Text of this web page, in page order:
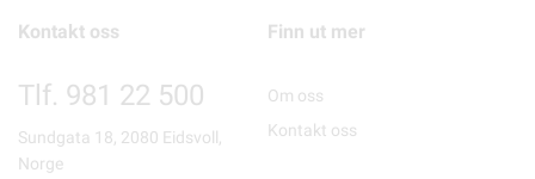
Kontakt oss
Tlf. 981 22 500
Sundgata 18, 2080 Eidsvoll,
Norge
Finn ut mer
Om oss
Kontakt oss